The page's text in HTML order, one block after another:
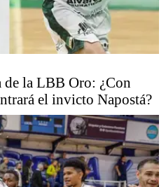
de la LBB Oro: ¿Con
el invicto Napostá?